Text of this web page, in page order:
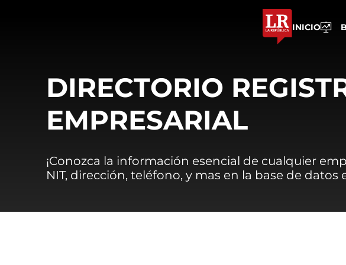
INICIO
DIRECTORIO
EMPRESARIAL
¡Conozca la información esencial de cualquier
NIT, dirección, teléfono, y mas en la base de